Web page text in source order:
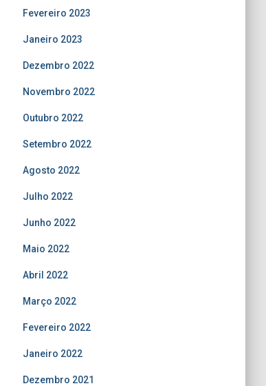
Fevereiro 2023
Janeiro 2023
Dezembro 2022
Novembro 2022
Outubro 2022
Setembro 2022
Agosto 2022
Julho 2022
Junho 2022
Maio 2022
Abril 2022
Março 2022
Fevereiro 2022
Janeiro 2022
Dezembro 2021